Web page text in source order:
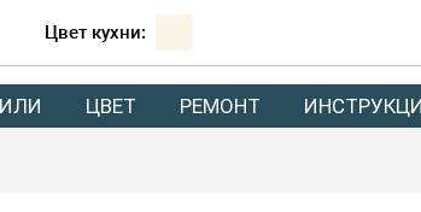
Цвет кухни:
ЦВЕТ РЕМОНТ